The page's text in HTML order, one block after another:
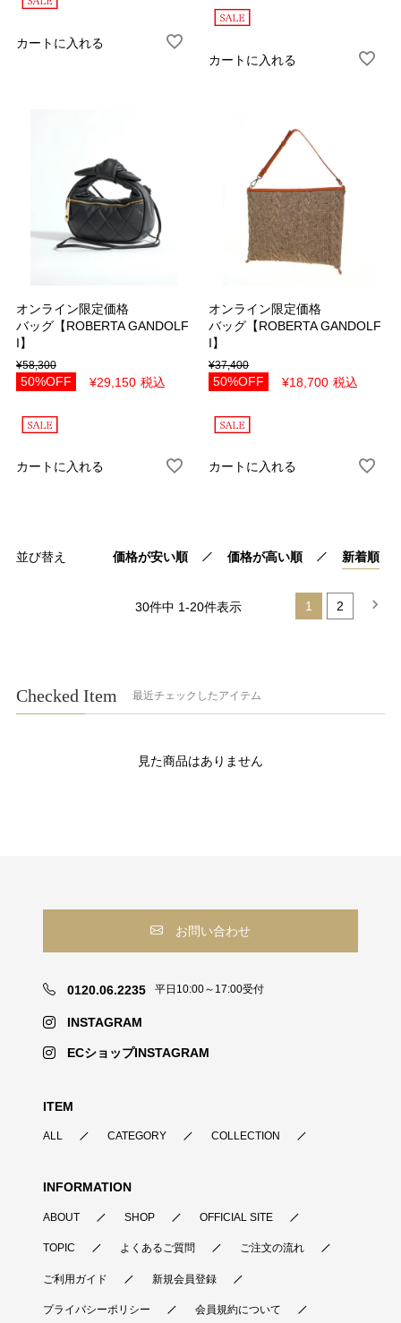
カートに入れる
カートに入れる
オンライン限定価格
バッグ【ROBERTA GANDOLF
I】
¥58,300
50%OFF ¥29,150 税込
カートに入れる
オンライン限定価格
バッグ【ROBERTA GANDOLF
I】
¥37,400
50%OFF ¥18,700 税込
カートに入れる
並び替え 価格が安い順 価格が高い順 新着順
30件中 1-20件表示 1 2
Checked Item 最近チェックしたアイテム
見た商品はありません
お問い合わせ
0120.06.2235 平日10:00～17:00受付
INSTAGRAM
ECショップINSTAGRAM
ITEM
ALL CATEGORY COLLECTION
INFORMATION
ABOUT SHOP OFFICIAL SITE
TOPIC よくあるご質問 ご注文の流れ
ご利用ガイド 新規会員登録
プライバシーポリシー 会員規約について